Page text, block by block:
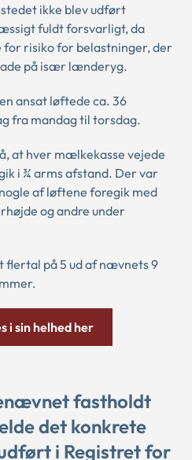
ikke blev udført
fuldt forsvarligt, da
for risiko for belastninger, der
på især lænderyg.
ansat løftede ca. 36
fra mandag til torsdag.
at hver mælkekasse vejede
i ¾ arms afstand. Der var
af løftene foregik med
og andre under
flertal på 5 ud af nævnets 9
i sin helhed her
fastholdt
det konkrete
i Registret for